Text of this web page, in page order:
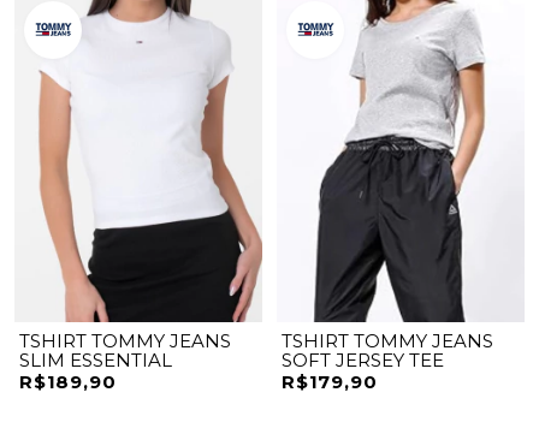
TSHIRT TOMMY JEANS
SLIM ESSENTIAL
R$189,90
TSHIRT TOMMY JEANS
SOFT JERSEY TEE
R$179,90